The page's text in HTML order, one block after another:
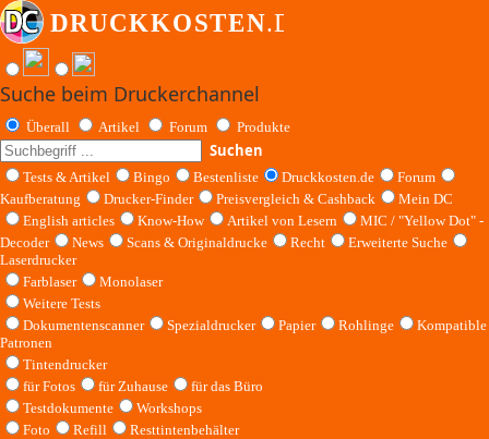
Suche beim Druckerchannel
Überall Artikel Forum Produkte
Suchen
Tests & Artikel Bingo Bestenliste Druckkosten.de
Forum
Kaufberatung
Drucker-Finder Preisvergleich & Cashback
Mein DC
English articles
Know-How Artikel von Lesern
MIC / "Yellow Dot" -
Decoder
News Scans & Originaldrucke Recht
Erweiterte Suche
Laserdrucker
Farblaser
Monolaser
Weitere Tests
Dokumentenscanner
Spezialdrucker Papier Rohlinge
Kompatible
Patronen
Tintendrucker
für Fotos
für Zuhause
für das Büro
Testdokumente
Workshops
Foto
Refill
Resttintenbehälter